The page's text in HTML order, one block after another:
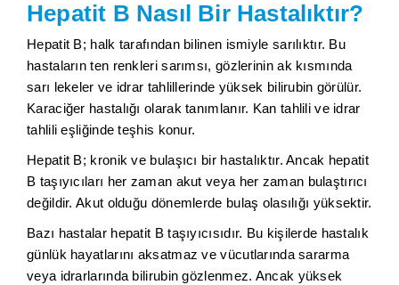
Hepatit B Nasıl Bir Hastalıktır?
Hepatit B; halk tarafından bilinen ismiyle sarılıktır. Bu
hastaların ten renkleri sarımsı, gözlerinin ak kısmında
sarı lekeler ve idrar tahlillerinde yüksek bilirubin görülür.
Karaciğer hastalığı olarak tanımlanır. Kan tahlili ve idrar
tahlili eşliğinde teşhis konur.
Hepatit B; kronik ve bulaşıcı bir hastalıktır. Ancak hepatit
B taşıyıcıları her zaman akut veya her zaman bulaştırıcı
değildir. Akut olduğu dönemlerde bulaş olasılığı yüksektir.
Bazı hastalar hepatit B taşıyıcısıdır. Bu kişilerde hastalık
günlük hayatlarını aksatmaz ve vücutlarında sararma
veya idrarlarında bilirubin gözlenmez. Ancak yüksek